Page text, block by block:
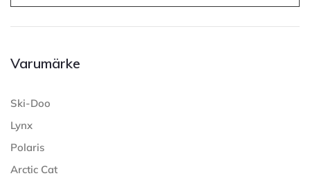
Varumärke
Ski-Doo
Lynx
Polaris
Arctic Cat